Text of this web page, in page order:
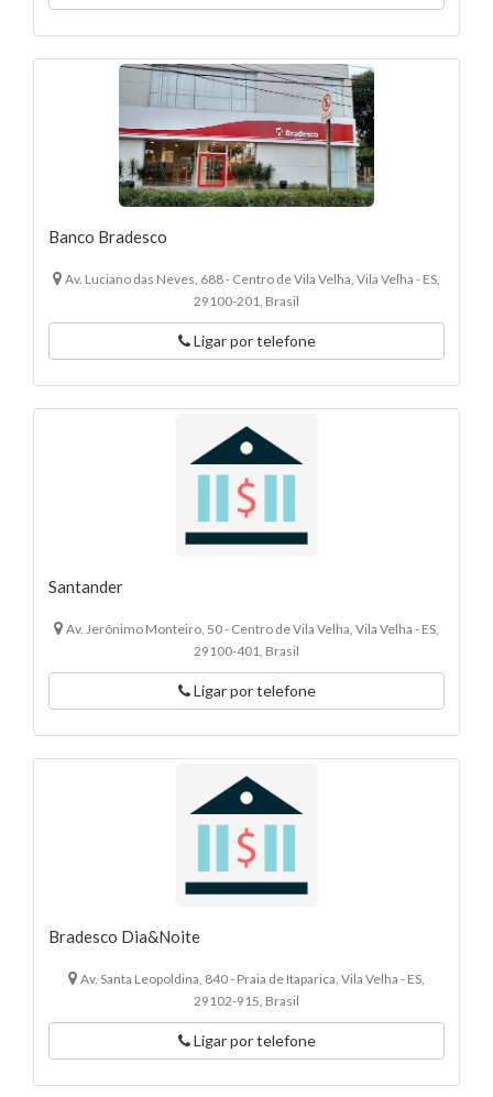
Banco Bradesco
Av. Luciano das Neves, 688 - Centro de Vila Velha, Vila Velha - ES,
29100-201, Brasil
Ligar por telefone
Santander
Av. Jerônimo Monteiro, 50 - Centro de Vila Velha, Vila Velha - ES,
29100-401, Brasil
Ligar por telefone
Bradesco Dia&Noite
Av. Santa Leopoldina, 840 - Praia de Itaparica, Vila Velha - ES,
29102-915, Brasil
Ligar por telefone